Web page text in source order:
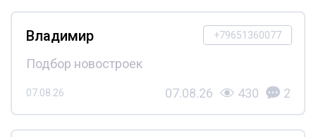
+79651360077
Владимир
Подбор новостроек
07.08.26 07.08.26 430 2